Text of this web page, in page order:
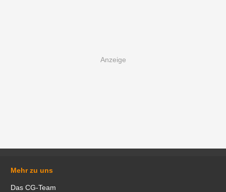
Mehr zu uns
Das CG-Team